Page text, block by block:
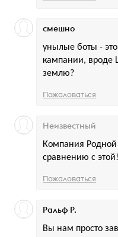
унылые боты -
кампании, вроде
землю?
смешно
Пожаловаться
Компания Родной
сравнению с этой!
Неизвестный
Пожаловаться
Вы нам просто
Ральф Р.